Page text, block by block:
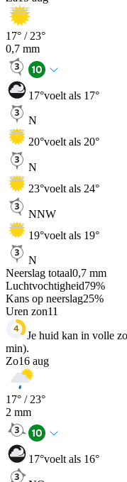
17° / 23°
0,7 mm
17°voelt als 17°
N
20°voelt als 20°
N
23°voelt als 24°
NNW
19°voelt als 19°
N
Neerslag totaal0,7 mm
Luchtvochtigheid79%
Kans op neerslag25%
Uren zon11
Je huid kan in volle
min).
Zo16 aug
17° / 23°
2 mm
17°voelt als 16°